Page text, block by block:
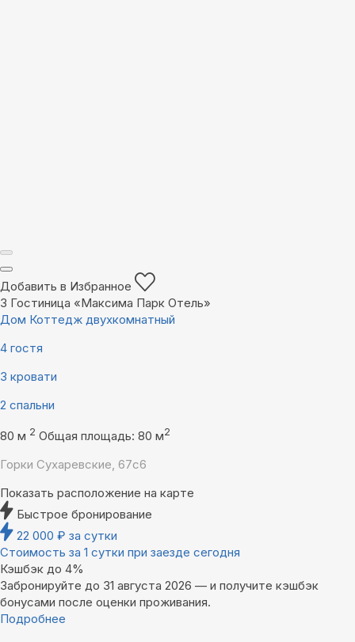
Добавить в Избранное
3 Гостиница «Максима Парк Отель»
Дом Коттедж двухкомнатный
4 гостя
3 кровати
2 спальни
80 м 2 Общая площадь: 80 м2
Горки Сухаревские, 67с6
Показать расположение на карте
Быстрое бронирование
22 000 ₽ за сутки
Стоимость за 1 сутки при заезде сегодня
Кэшбэк до 4%
Забронируйте до 31 августа 2026 — и получите кэшбэк
бонусами после оценки проживания.
Подробнее